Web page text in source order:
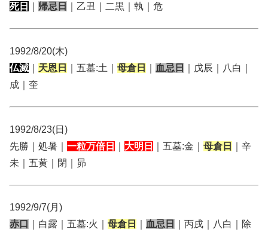
死日
帰忌日 ｜乙丑｜二黒｜執｜危
1992/8/20(木)
仏滅
天恩日 ｜五墓:土｜ 母倉日 血忌日
｜戊辰｜八白｜
成｜奎
1992/8/23(日)
先勝｜処暑｜ 一粒万倍日 大明日 ｜五墓:金｜ 母倉日
｜辛
未｜五黄｜閉｜昴
1992/9/7(月)
赤口
｜白露｜五墓:火｜ 母倉日 血忌日
｜丙戌｜八白｜除